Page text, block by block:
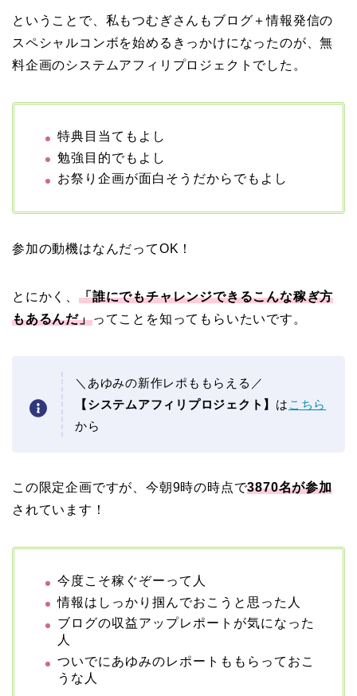
ということで、私もつむぎさんもブログ＋情報発信の
スペシャルコンボを始めるきっかけになったのが、無
料企画のシステムアフィリプロジェクトでした。
特典目当てもよし
勉強目的でもよし
お祭り企画が面白そうだからでもよし
参加の動機はなんだってOK！
とにかく、 「誰にでもチャレンジできるこんな稼ぎ方
もあるんだ」ってことを知ってもらいたいです。
＼あゆみの新作レポももらえる／
【システムアフィリプロジェクト】 は こちら
から
この限定企画ですが、今朝9時の時点で3870名が参加
されています！
今度こそ稼ぐぞーって人
情報はしっかり掴んでおこうと思った人
ブログの収益アップレポートが気になった
人
ついでにあゆみのレポートももらっておこ
うな人